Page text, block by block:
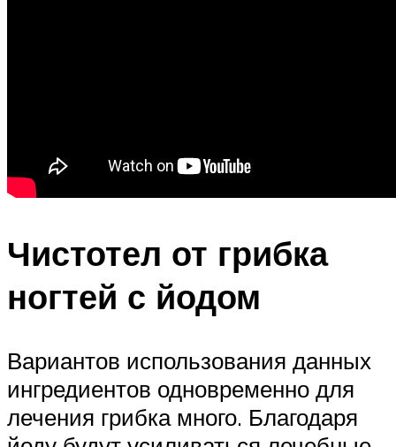
Чистотел от грибка
ногтей с йодом
Вариантов использования данных
ингредиентов одновременно для
лечения грибка много. Благодаря